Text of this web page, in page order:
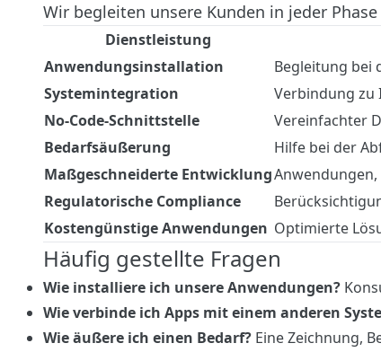
Wir begleiten unsere Kunden in jeder
Dienstleistung
Anwendungsinstallation
Begleitung bei
Systemintegration
Verbindung zu
No-Code-Schnittstelle
Vereinfachter
Bedarfsäußerung
Hilfe bei der
Maßgeschneiderte Entwicklung
Regulatorische Compliance
Kostengünstige Anwendungen Optimierte
Häufig gestellte Fragen
Wie installiere ich unsere Anwendungen?
Wie verbinde ich Apps mit einem anderen
Wie äußere ich einen Bedarf? Eine Zeichnung,